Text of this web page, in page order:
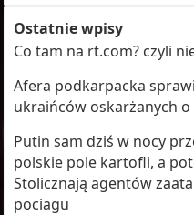
Ostatnie wpisy
Co tam na rt.com? czyli
Afera podkarpacka
ukraińców oskarżanych
Putin sam dziś w nocy
polskie pole kartofli, a
Stolicznają agentów
pociagu